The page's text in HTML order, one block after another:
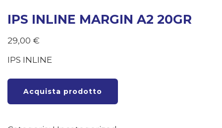
IPS INLINE MARGIN A2 20GR
29,00 €
IPS INLINE
Acquista prodotto